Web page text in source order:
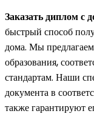
Заказать диплом с
быстрый способ
дома. Мы
образования,
стандартам. Наши
документа в
также гарантируют